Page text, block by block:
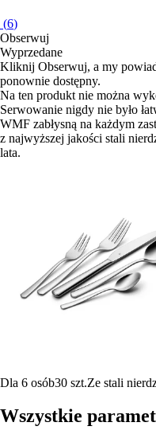
(6)
Obserwuj
Wyprzedane
Kliknij Obserwuj, a my
ponownie dostępny.
Na ten produkt nie można
Serwowanie nigdy nie było
WMF zabłysną na każdym
z najwyższej jakości stali
lata.
Dla 6 osób30 szt.Ze stali
Wszystkie